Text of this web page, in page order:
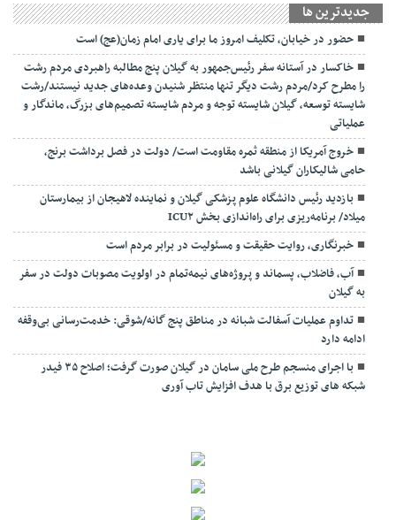
جديدترين ها
حضور در خیابان، تکلیف امروز ما برای یاری امام زمان(عج) است
خاکسار در آستانه سفر رئیس‌جمهور به گیلان پنج مطالبه راهبردی مردم رشت
را مطرح کرد/مردم رشت دیگر تنها منتظر شنیدن وعده‌های جدید نیستند/رشت
شایسته توسعه، گیلان شایسته توجه و مردم شایسته تصمیم‌های بزرگ، ماندگار و
عملیاتی
خروج آمریکا از منطقه ثمره مقاومت است/ دولت در فصل برداشت برنج،
حامی شالیکاران گیلانی باشد
بازدید رئیس دانشگاه علوم پزشکی گیلان و نماینده لاهیجان از بیمارستان
میلاد/ برنامه‌ریزی برای راه‌اندازی بخش ICU۲
خبرنگاری، روایت حقیقت و مسئولیت‌ در برابر مردم است
آب، فاضلاب، پسماند و پروژه‌های نیمه‌تمام در اولویت مصوبات دولت در سفر
به گیلان
تداوم عملیات آسفالت‌ شبانه در مناطق پنج گانه/شوقی: خدمت‌رسانی بی‌وقفه
ادامه دارد
با اجرای منسجم طرح ملی سامان در گیلان صورت گرفت؛ اصلاح ۳۵ فیدر
شبکه های توزیع برق با هدف افزایش تاب آوری